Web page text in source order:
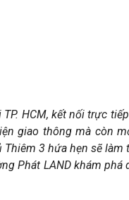
HCM, kết nối trực
giao thông mà còn
3 hứa hẹn sẽ làm
Phát LAND khám phá